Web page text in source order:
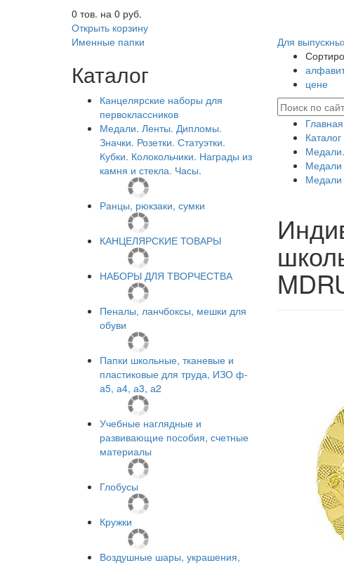
0 тов. на 0 руб.
Открыть корзину
Именные папки
Для
Каталог
Канцелярские наборы для
первоклассников
Медали. Ленты. Дипломы.
Значки. Розетки. Статуэтки.
Кубки. Колокольчики. Награды из
камня и стекла. Часы.
Ранцы, рюкзаки, сумки
КАНЦЕЛЯРСКИЕ ТОВАРЫ
НАБОРЫ ДЛЯ ТВОРЧЕСТВА
Пеналы, ланчбоксы, мешки для
обуви
Папки школьные, тканевые и
пластиковые для труда, ИЗО ф-
а5, а4, а3, а2
Учебные наглядные и
развивающие пособия, счетные
материалы
Глобусы
Кружки
Воздушные шары, украшения,
цене
Главная
Каталог
Медали
Медали